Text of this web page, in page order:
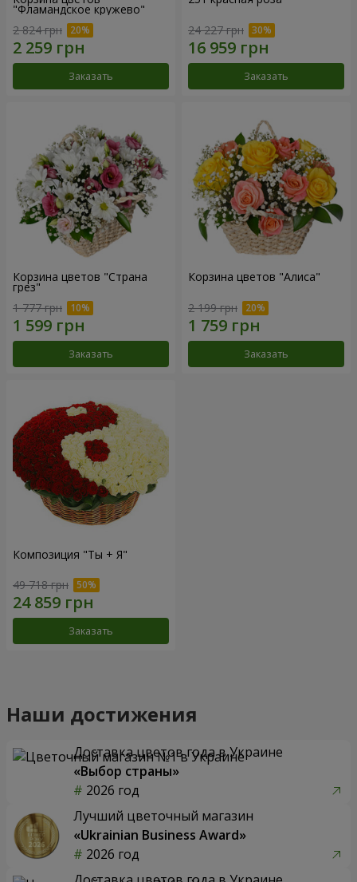
"Фламандское кружево"
2 824 грн
Заказать
24 227 грн
Заказать
Корзина цветов "Страна
грез"
1 777 грн
Заказать
Корзина цветов "Алиса"
2 199 грн
Заказать
Композиция "Ты + Я"
49 718 грн
Заказать
Наши достижения
Доставка цветов года в Украине
«Выбор страны»
2026 год
Лучший цветочный магазин
«Ukrainian Business Award»
2026 год